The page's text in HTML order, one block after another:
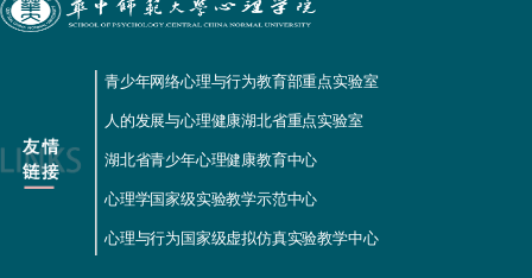
青少年网络心理与行为教育部重点实验室
人的发展与心理健康湖北省重点实验室
湖北省青少年心理健康教育中心
心理学国家级实验教学示范中心
心理与行为国家级虚拟仿真实验教学中心